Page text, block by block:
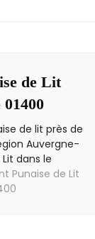
de Lit
de lit près de
Auvergne-
dans le
Punaise de Lit